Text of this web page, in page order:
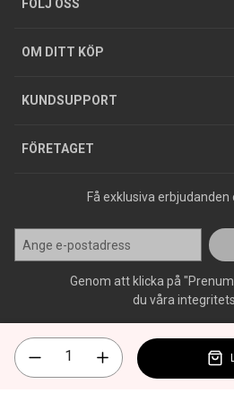
FÖLJ OSS
OM DITT KÖP
GDPR
KUNDSUPPORT
Köpguider
Varumärken
FÖRETAGET
Hållbarhet
Jobba hos oss
Press
Få exklusiva
Genom att klicka på
du våra